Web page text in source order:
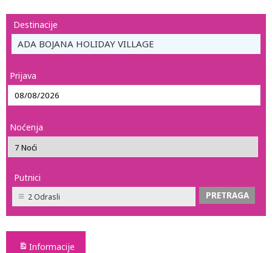
Destinacije
ADA BOJANA HOLIDAY VILLAGE
Prijava
Noćenja
Putnici
2 Odrasli
Informacije